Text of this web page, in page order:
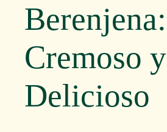
Berenjena:
Cremoso y
Delicioso